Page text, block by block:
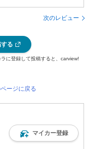
次のレビュー
る
に登録して投稿すると、carview!
ージに戻る
マイカー登録